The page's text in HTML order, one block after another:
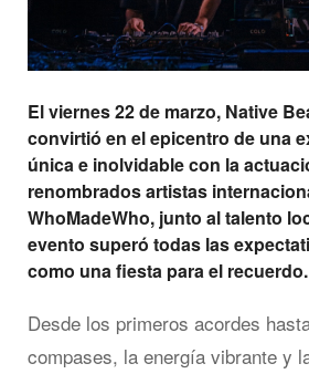
El viernes 22 de marzo, Native
convirtió en el epicentro de una
única e inolvidable con la
renombrados artistas
WhoMadeWho, junto al talento
evento superó todas las
como una fiesta para el recuerdo.
Desde los primeros acordes
compases, la energía vibrante y